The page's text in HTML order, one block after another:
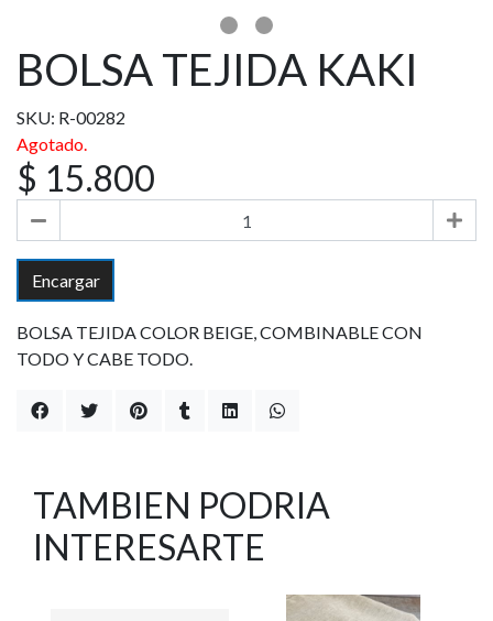
BOLSA TEJIDA KAKI
SKU: R-00282
Agotado.
$ 15.800
Encargar
BOLSA TEJIDA COLOR BEIGE, COMBINABLE CON
TODO Y CABE TODO.
TAMBIEN PODRIA
INTERESARTE